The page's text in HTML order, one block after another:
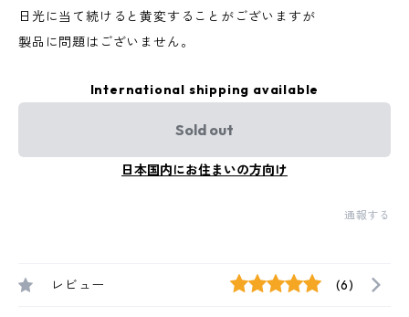
日光に当て続けると黄変することがございますが
製品に問題はございません。
International shipping available
Sold out
日本国内にお住まいの方向け
通報する
レビュー (6)